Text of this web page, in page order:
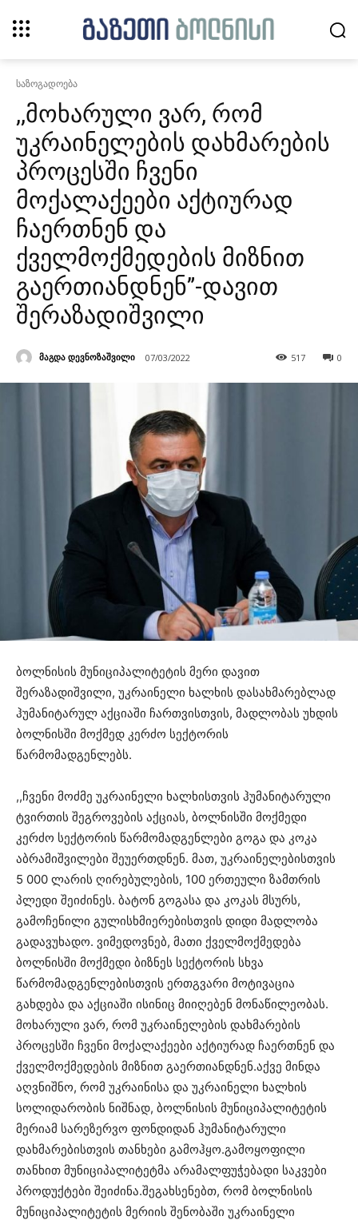
საზოგადოება
,,მოხარული ვარ, რომ
უკრაინელების დახმარების
პროცესში ჩვენი
მოქალაქეები აქტიურად
ჩაერთნენ და
ქველმოქმედების მიზნით
გაერთიანდნენ”-დავით
შერაზადიშვილი
მაგდა დევნოზაშვილი 07/03/2022 0
517
ბოლნისის მუნიციპალიტეტის მერი დავით
შერაზადიშვილი, უკრაინელი ხალხის დასახმარებლად
ჰუმანიტარულ აქციაში ჩართვისთვის, მადლობას უხდის
ბოლნისში მოქმედ კერძო სექტორის
წარმომადგენლებს.
,,ჩვენი მოძმე უკრაინელი ხალხისთვის ჰუმანიტარული
ტვირთის შეგროვების აქციას, ბოლნისში მოქმედი
კერძო სექტორის წარმომადგენლები გოგა და კოკა
აბრამიშვილები შეუერთდნენ. მათ, უკრაინელებისთვის
5 000 ლარის ღირებულების, 100 ერთეული ზამთრის
პლედი შეიძინეს. ბატონ გოგასა და კოკას მსურს,
გამოჩენილი გულისხმიერებისთვის დიდი მადლობა
გადავუხადო. ვიმედოვნებ, მათი ქველმოქმედება
ბოლნისში მოქმედი ბიზნეს სექტორის სხვა
წარმომადგენლებისთვის ერთგვარი მოტივაცია
გახდება და აქციაში ისინიც მიიღებენ მონაწილეობას.
მოხარული ვარ, რომ უკრაინელების დახმარების
პროცესში ჩვენი მოქალაქეები აქტიურად ჩაერთნენ და
ქველმოქმედების მიზნით გაერთიანდნენ.აქვე მინდა
აღვნიშნო, რომ უკრაინისა და უკრაინელი ხალხის
სოლიდარობის ნიშნად, ბოლნისის მუნიციპალიტეტის
მერიამ სარეზერვო ფონდიდან ჰუმანიტარული
დახმარებისთვის თანხები გამოჰყო.გამოყოფილი
თანხით მუნიციპალიტეტმა არამალფუჭებადი საკვები
პროდუქტები შეიძინა.შეგახსენებთ, რომ ბოლნისის
მუნიციპალიტეტის მერიის შენობაში უკრაინელი